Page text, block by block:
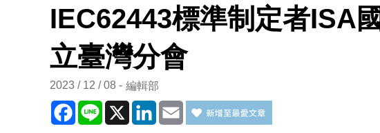
IEC62443標準制定者ISA
立臺灣分會
2023 / 12 / 08 編輯部
Facebook
Line X LinkedInEmail